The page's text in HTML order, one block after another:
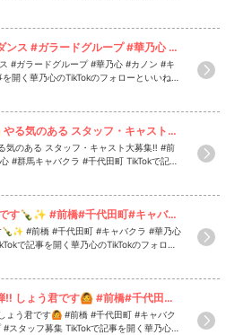
もお願いします❤
@莉音(𝑹𝒊𝒐𝒏) #肩ダンス #ガラードグループ #華乃心 #カノン #キャバクラ
延長交渉は大事🙆 やる気のある スタッフ・キャスト大募集‼️ #前橋#キャバクラ#華乃心 #群馬キャバクラ#千代田町
のある スタッフ・キャスト大募集‼️ #前
のフォローといいね！もお願いします❤
愉快な楽しいお店です🍾✨ #前橋#千代田町#キャバクラ #華乃心#ガラードグループ
ラ #華乃心
す❤
新入社員紹介第2弾‼️ しょう君です🙆 #前橋#千代田町#キャバクラ #ガラードグループ#スタッフ募集
橋 #千代田町 #キャバク